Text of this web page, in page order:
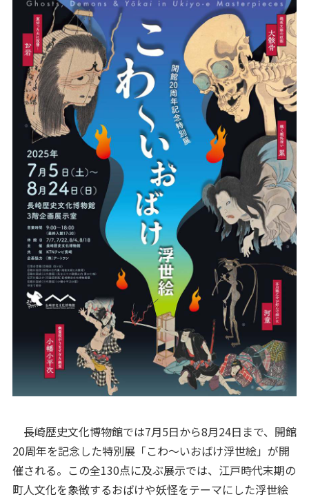
長崎歴史文化博物館では7月5日から8月24日まで、開館
20周年を記念した特別展「こわ～いおばけ浮世絵」が開
催される。この全130点に及ぶ展示では、江戸時代末期の
町人文化を象徴するおばけや妖怪をテーマにした浮世絵